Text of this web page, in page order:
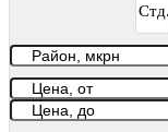
Стд.